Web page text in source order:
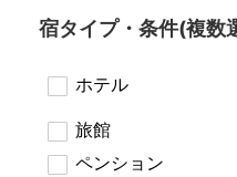
宿タイプ・条件(複数
ホテル
旅館
ペンション